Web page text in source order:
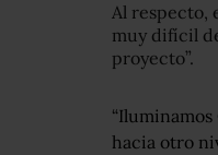
Al respecto,
muy difícil
proyecto”.
hacia otro